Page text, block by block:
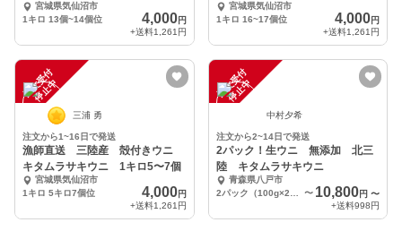
14個宮城県気仙沼市
1キロ 13個~14個位
4,000円
+送料1,261円
17個宮城県気仙沼市
1キロ 16~17個位
4,000円
+送料1,261円
注
文
受
付
停
止
中
三浦 勇
注文から1~16日で発送
漁師直送 三陸産 殻付きウニ
キタムラサキウニ 1キロ5〜7個
宮城県気仙沼市
1キロ 5キロ7個位
4,000円
+送料1,261円
注
文
受
付
停
止
中
中村夕希
注文から2~14日で発送
2パック！生ウニ 無添加 北三
陸 キタムラサキウニ
青森県八戸市
〜 10,800円 〜
+送料998円